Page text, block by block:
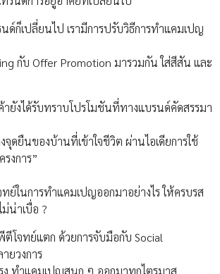
นด์ก็เปลี่ยนไป เรามีการปรับวิธีการทำแคมเปญ
กับ Offer Promotion มารวมกัน ใส่สีสัน และ
ยังได้รับทราบโปรโมชันที่ทางแบรนด์คัดสรรมา
จุดยืนของบ้านที่เข้าใจชีวิต ผ่านไอเดียการใช้
งการ”
ย์ในการทำแคมเปญ​ออกมาอย่างไร ให้ครบรส
น่าเบื่อ ?
ตีโจทย์แตก ด้วยการจับมือกับ Social
ยวงการ
ทำแคมเปญสนุก ๆ ออกมาทุกไตรมาส